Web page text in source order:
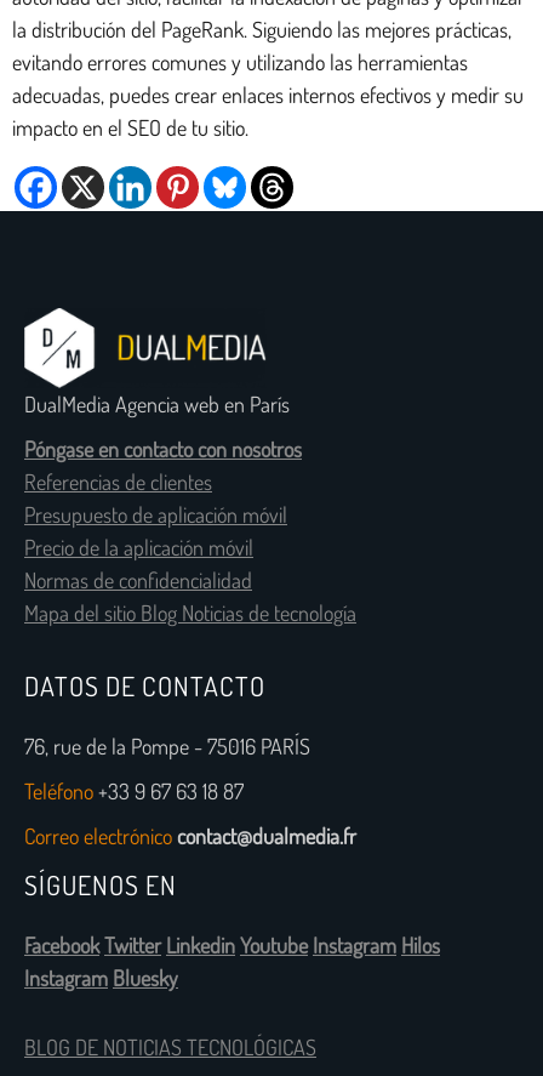
la distribución del PageRank. Siguiendo las mejores prácticas,
evitando errores comunes y utilizando las herramientas
adecuadas, puedes crear enlaces internos efectivos y medir su
impacto en el SEO de tu sitio.
DualMedia Agencia web en París
Póngase en contacto con nosotros
Referencias de clientes
Presupuesto de aplicación móvil
Precio de la aplicación móvil
Normas de confidencialidad
Mapa del sitio Blog Noticias de tecnología
DATOS DE CONTACTO
76, rue de la Pompe - 75016 PARÍS
Teléfono+33 9 67 63 18 87
Correo electrónicocontact@dualmedia.fr
SÍGUENOS EN
FacebookTwitter LinkedinYoutube Instagram Hilos
Instagram Bluesky
BLOG DE NOTICIAS TECNOLÓGICAS